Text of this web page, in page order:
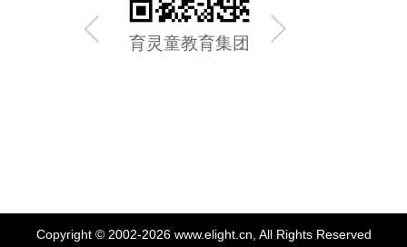
育灵童教育集团
Copyright © 2002-2026 www.elight.cn, All Rights Reserved